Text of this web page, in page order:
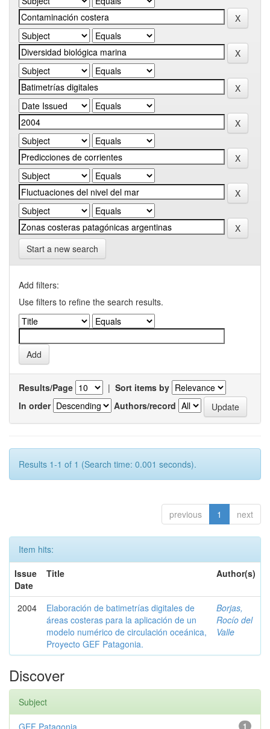
Start a new search
Add filters:
Use filters to refine the search results.
Results/Page | Sort items by
In order
Authors/record
Results 1-1 of 1 (Search time: 0.001 seconds).
previous 1 next
Item hits:
Issue
Date
Title Author(s)
2004
Elaboración de batimetrías digitales de
áreas costeras para la aplicación de un
modelo numérico de circulación oceánica,
Proyecto GEF Patagonia.
Borjas,
Rocío del
Valle
Discover
Subject
1
GEF Patagonia